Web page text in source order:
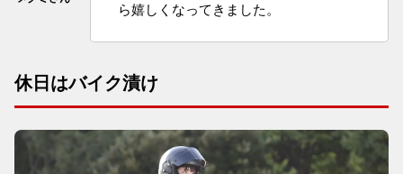
ら嬉しくなってきました。
休日はバイク漬け